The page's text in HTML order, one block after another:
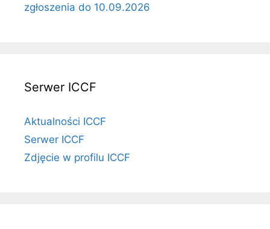
zgłoszenia do 10.09.2026
Serwer ICCF
Aktualności ICCF
Serwer ICCF
Zdjęcie w profilu ICCF